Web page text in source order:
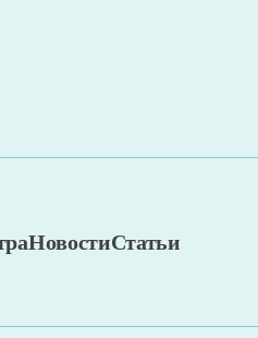
НовостиСтатьи